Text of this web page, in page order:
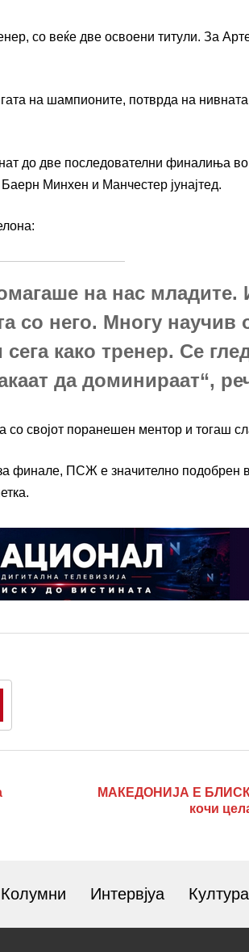
со веќе две освоени титули. За
на шампионите, потврда на нивната
до две последователни финалиња
Минхен и Манчестер јунајтед.
на нас
со него. Многу научив
како тренер. Се
да доминираат“,
со својот поранешен ментор и тогаш
финале, ПСЖ е значително подобрен
МАКЕДОНИЈА Е
кочи
Колумни Интервјуа Култура